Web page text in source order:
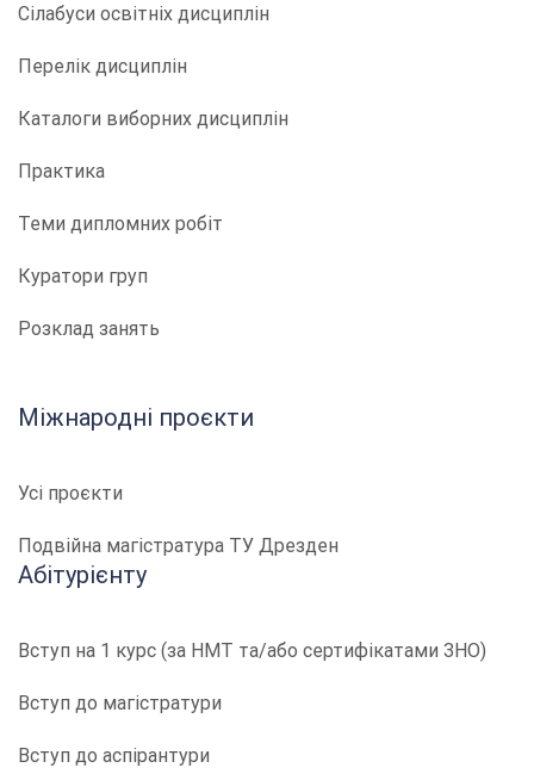
Сілабуси освітніх дисциплін
Перелік дисциплін
Каталоги виборних дисциплін
Практика
Теми дипломних робіт
Куратори груп
Розклад занять
Міжнародні проєкти
Усі проєкти
Подвійна магістратура ТУ Дрезден
Абітурієнту
Вступ на 1 курс (за НМТ та/або сертифікатами ЗНО)
Вступ до магістратури
Вступ до аспірантури